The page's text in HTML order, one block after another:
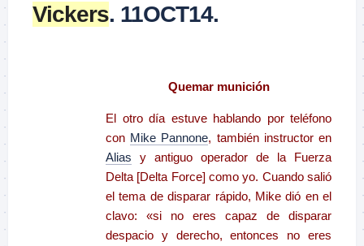
Vickers. 11OCT14.
Quemar munición
El otro día estuve hablando por teléfono
con Mike Pannone, también instructor en
Alias y antiguo operador de la Fuerza
Delta [Delta Force] como yo. Cuando salió
el tema de disparar rápido, Mike dió en el
clavo: «si no eres capaz de disparar
despacio y derecho, entonces no eres